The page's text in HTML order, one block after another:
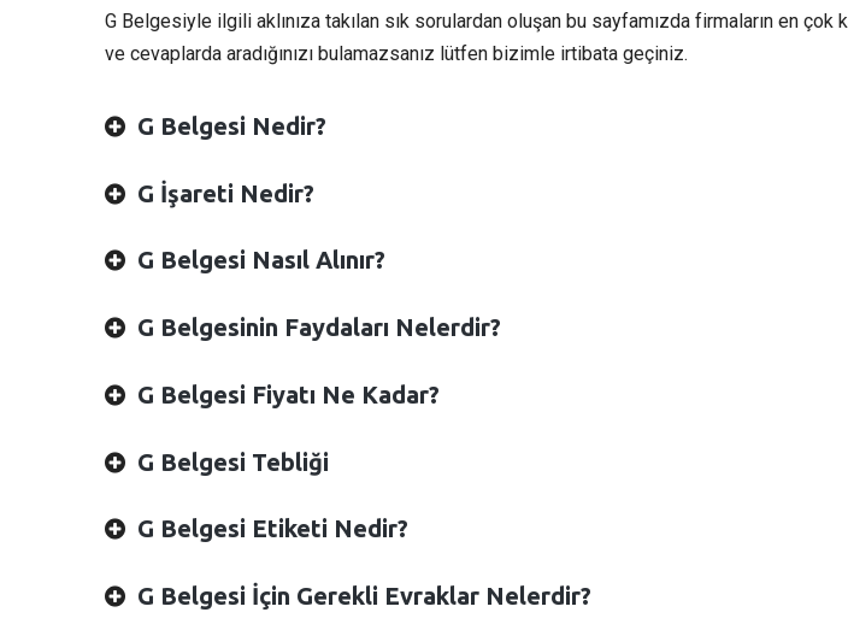
G Belgesiyle ilgili aklınıza takılan sık sorulardan oluşan bu sayfamızda firmaların en çok
ve cevaplarda aradığınızı bulamazsanız lütfen bizimle irtibata geçiniz.
G Belgesi Nedir?
G İşareti Nedir?
G Belgesi Nasıl Alınır?
G Belgesinin Faydaları Nelerdir?
G Belgesi Fiyatı Ne Kadar?
G Belgesi Tebliği
G Belgesi Etiketi Nedir?
G Belgesi İçin Gerekli Evraklar Nelerdir?